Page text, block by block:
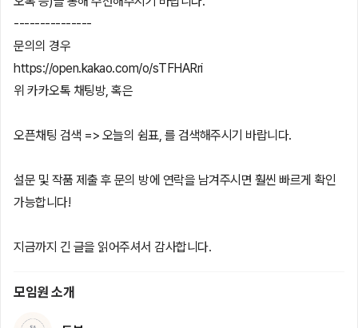
---------------
문의의 경우
https://open.kakao.com/o/sTFHARri
위 카카오톡 채팅방, 혹은
오픈채팅 검색 => 오늘의 쉼표, 를 검색해주시기 바랍니다.
설문 및 작품 제출 후 문의 방에 연락을 남겨주시면 훨씬 빠르게 확인
가능합니다!
지금까지 긴 글을 읽어주셔서 감사합니다.
모임원 소개